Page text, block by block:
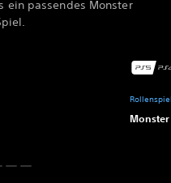
ein passendes Monster